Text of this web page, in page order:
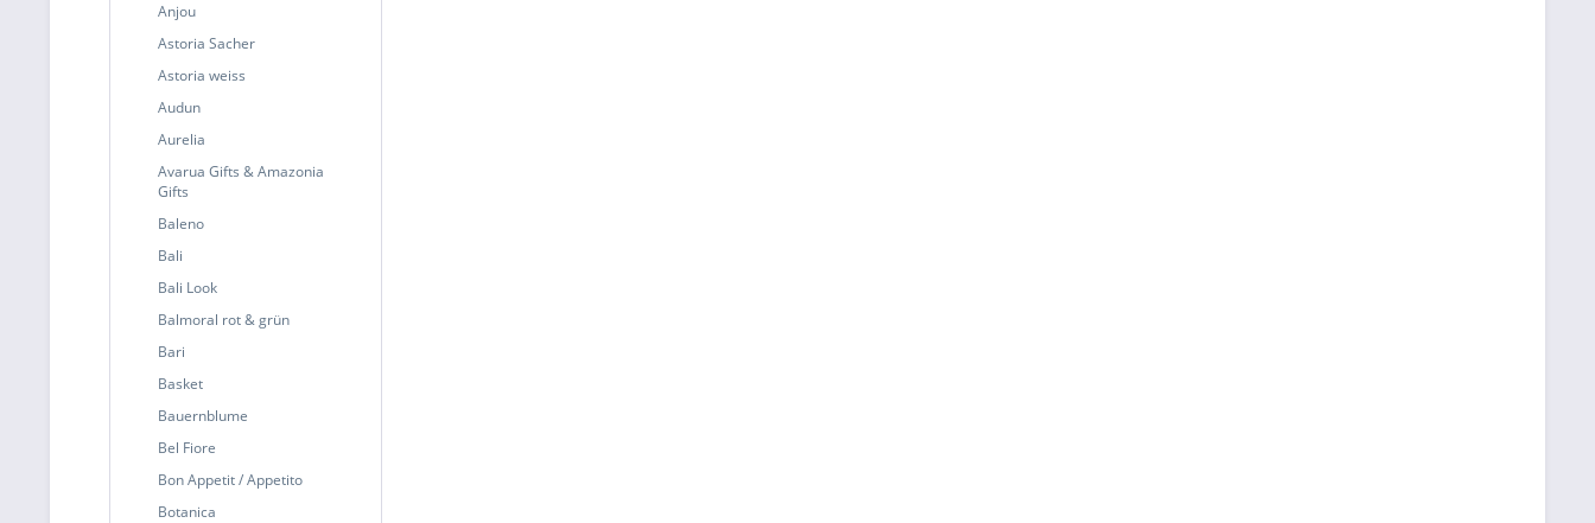
Anjou
Astoria Sacher
Astoria weiss
Audun
Aurelia
Avarua Gifts & Amazonia
Gifts
Baleno
Bali
Bali Look
Balmoral rot & grün
Bari
Basket
Bauernblume
Bel Fiore
Bon Appetit / Appetito
Botanica